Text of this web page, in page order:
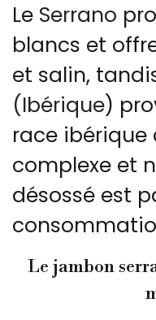
Le Serrano
blancs et
et salin,
(Ibérique)
race ibérique
complexe et
désossé est
Le jambon